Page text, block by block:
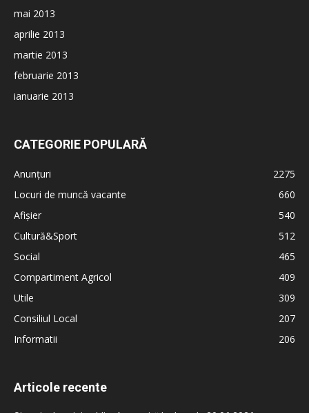
mai 2013
aprilie 2013
martie 2013
februarie 2013
ianuarie 2013
CATEGORIE POPULARĂ
Anunțuri
2275
Locuri de muncă vacante
660
Afișier
540
Cultură&Sport
512
Social
465
Compartiment Agricol
409
Utile
309
Consiliul Local
207
Informatii
206
Articole recente